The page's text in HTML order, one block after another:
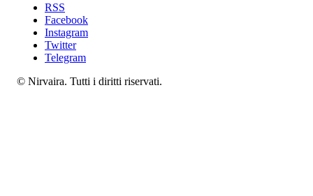
RSS
Facebook
Instagram
Twitter
Telegram
© Nirvaira. Tutti i diritti riservati.